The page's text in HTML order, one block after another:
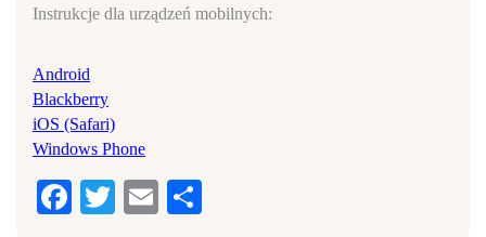
Instrukcje dla urządzeń mobilnych:
Android
Blackberry
iOS (Safari)
Windows Phone
Facebook
Twitter
Email